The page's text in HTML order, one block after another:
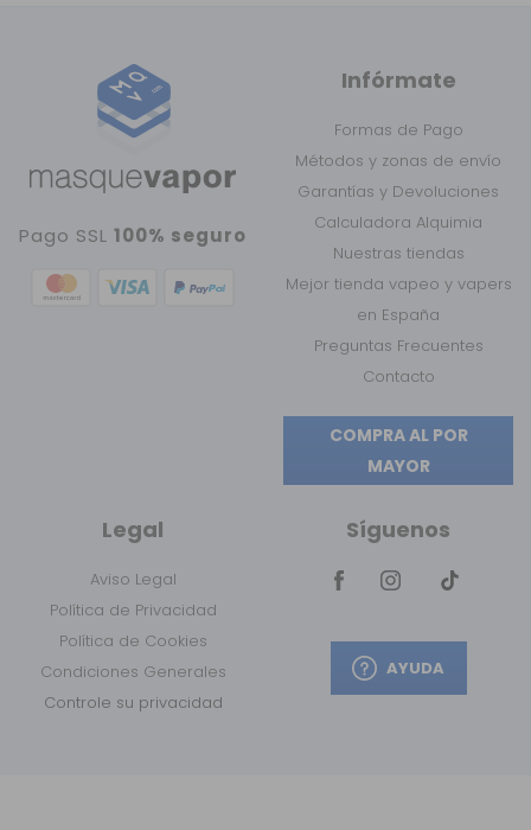
Pago SSL100% seguro
Infórmate
Formas de Pago
Métodos y zonas de envío
Garantías y Devoluciones
Calculadora Alquimia
Nuestras tiendas
Mejor tienda vapeo y vapers
en España
Preguntas Frecuentes
Contacto
COMPRA AL POR
MAYOR
Legal
Aviso Legal
Política de Privacidad
Política de Cookies
Condiciones Generales
Controle su privacidad
Síguenos
AYUDA